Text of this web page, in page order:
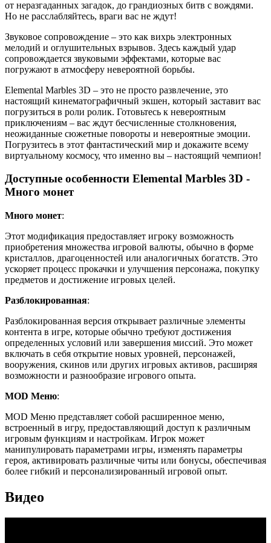
от неразгаданных загадок, до грандиозных битв с вождями.
Но не расслабляйтесь, враги вас не ждут!
Звуковое сопровождение – это как вихрь электронных
мелодий и оглушительных взрывов. Здесь каждый удар
сопровождается звуковыми эффектами, которые вас
погружают в атмосферу невероятной борьбы.
Elemental Marbles 3D – это не просто развлечение, это
настоящий кинематографичный экшен, который заставит вас
погрузиться в роли ролик. Готовьтесь к невероятным
приключениям – вас ждут бесчисленные столкновения,
неожиданные сюжетные повороты и невероятные эмоции.
Погрузитесь в этот фантастический мир и докажите всему
виртуальному космосу, что именно вы – настоящий чемпион!
Доступные особенности Elemental Marbles 3D -
Много монет
Много монет:
Этот модификация предоставляет игроку возможность
приобретения множества игровой валюты, обычно в форме
кристаллов, драгоценностей или аналогичных богатств. Это
ускоряет процесс прокачки и улучшения персонажа, покупку
предметов и достижение игровых целей.
Разблокированная:
Разблокированная версия открывает различные элементы
контента в игре, которые обычно требуют достижения
определенных условий или завершения миссий. Это может
включать в себя открытие новых уровней, персонажей,
вооружения, скинов или других игровых активов, расширяя
возможности и разнообразие игрового опыта.
MOD Меню:
MOD Меню представляет собой расширенное меню,
встроенный в игру, предоставляющий доступ к различным
игровым функциям и настройкам. Игрок может
манипулировать параметрами игры, изменять параметры
героя, активировать различные читы или бонусы, обеспечивая
более гибкий и персонализированный игровой опыт.
Видео